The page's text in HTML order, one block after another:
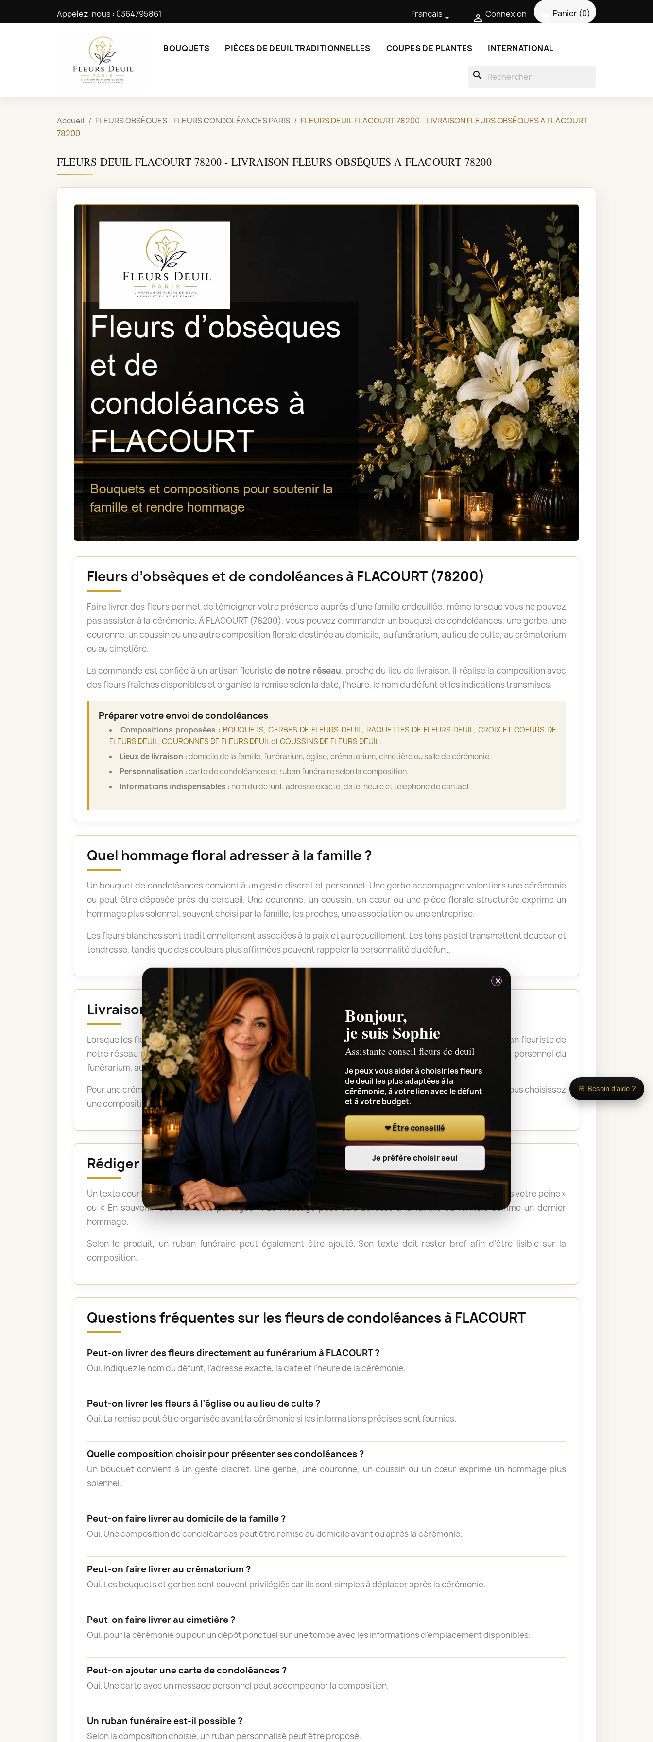
Appelez-nous : 0364795861 Français  Connexion Panier (0)
BOUQUETS PIÈCES DE DEUIL TRADITIONNELLES COUPES DE PLANTES INTERNATIONAL
search
Accueil FLEURS OBSÈQUES - FLEURS CONDOLÉANCES PARIS
FLEURS DEUIL FLACOURT 78200 - LIVRAISON FLEURS OBSÈQUES A FLACOURT
78200
FLEURS DEUIL FLACOURT 78200 - LIVRAISON FLEURS OBSÈQUES A FLACOURT 78200
Fleurs d’obsèques et de condoléances à FLACOURT (78200)
Faire livrer des fleurs permet de témoigner votre présence auprès d’une famille endeuillée, même lorsque vous ne pouvez
pas assister à la cérémonie. À FLACOURT (78200), vous pouvez commander un bouquet de condoléances, une gerbe, une
couronne, un coussin ou une autre composition florale destinée au domicile, au funérarium, au lieu de culte, au crématorium
ou au cimetière.
La commande est confiée à un artisan fleuriste de notre réseau, proche du lieu de livraison. Il réalise la composition avec
des fleurs fraîches disponibles et organise la remise selon la date, l’heure, le nom du défunt et les indications transmises.
Préparer votre envoi de condoléances
Compositions proposées : BOUQUETS,GERBES DE FLEURS DEUIL, RAQUETTES DE FLEURS DEUIL,CROIX ET COEURS DE
FLEURS DEUIL,COURONNES DE FLEURS DEUILetCOUSSINS DE FLEURS DEUIL.
Lieux de livraison :domicile de la famille, funérarium, église, crématorium, cimetière ou salle de cérémonie.
Personnalisation :carte de condoléances et ruban funéraire selon la composition.
Informations indispensables : nom du défunt, adresse exacte, date, heure et téléphone de contact.
Quel hommage floral adresser à la famille ?
Un bouquet de condoléances convient à un geste discret et personnel. Une gerbe accompagne volontiers une cérémonie
ou peut être déposée près du cercueil. Une couronne, un coussin, un cœur ou une pièce florale structurée exprime un
hommage plus solennel, souvent choisi par la famille, les proches, une association ou une entreprise.
Les fleurs blanches sont traditionnellement associées à la paix et au recueillement. Les tons pastel transmettent douceur et
tendresse, tandis que des couleurs plus affirmées peuvent rappeler la personnalité du défunt.
Livraison avant la cérémonie
Lorsque les fleurs doivent être présentes pour les obsèques, indiquez précisément l’horaire et le lieu. L’artisan fleuriste de
notre réseau peut ainsi organiser la livraison avant le début de la cérémonie et remettre la composition au personnel du
funérarium, aux pompes funèbres, au lieu de culte ou au point de rendez-vous indiqué.
Pour une crémation, les bouquets et les gerbes sont généralement faciles à déplacer après la cérémonie. Si vous choisissez
une composition montée sur support, il peut être utile de vérifier les consignes du crématorium.
Rédiger un message de condoléances
Un texte court et sincère suffit : « Sincères condoléances », « Avec toute notre affection », « Nous partageons votre peine »
ou « En souvenir des moments partagés ». Le message peut être adressé à la famille ou formulé comme un dernier
hommage.
Selon le produit, un ruban funéraire peut également être ajouté. Son texte doit rester bref afin d’être lisible sur la
composition.
Questions fréquentes sur les fleurs de condoléances à FLACOURT
Peut-on livrer des fleurs directement au funérarium à FLACOURT ?
Oui. Indiquez le nom du défunt, l’adresse exacte, la date et l’heure de la cérémonie.
Peut-on livrer les fleurs à l’église ou au lieu de culte ?
Oui. La remise peut être organisée avant la cérémonie si les informations précises sont fournies.
Quelle composition choisir pour présenter ses condoléances ?
Un bouquet convient à un geste discret. Une gerbe, une couronne, un coussin ou un cœur exprime un hommage plus
solennel.
Peut-on faire livrer au domicile de la famille ?
Oui. Une composition de condoléances peut être remise au domicile avant ou après la cérémonie.
Peut-on faire livrer au crématorium ?
Oui. Les bouquets et gerbes sont souvent privilégiés car ils sont simples à déplacer après la cérémonie.
Peut-on faire livrer au cimetière ?
Oui, pour la cérémonie ou pour un dépôt ponctuel sur une tombe avec les informations d’emplacement disponibles.
Peut-on ajouter une carte de condoléances ?
Oui. Une carte avec un message personnel peut accompagner la composition.
Un ruban funéraire est-il possible ?
Selon la composition choisie, un ruban personnalisé peut être proposé.
🌸 Besoin d’aide ?
×
Bonjour,
je suis Sophie
Assistante conseil fleurs de deuil
Je peux vous aider à choisir les fleurs
de deuil les plus adaptées à la
cérémonie, à votre lien avec le défunt
et à votre budget.
❤ Être conseillé
Je préfère choisir seul